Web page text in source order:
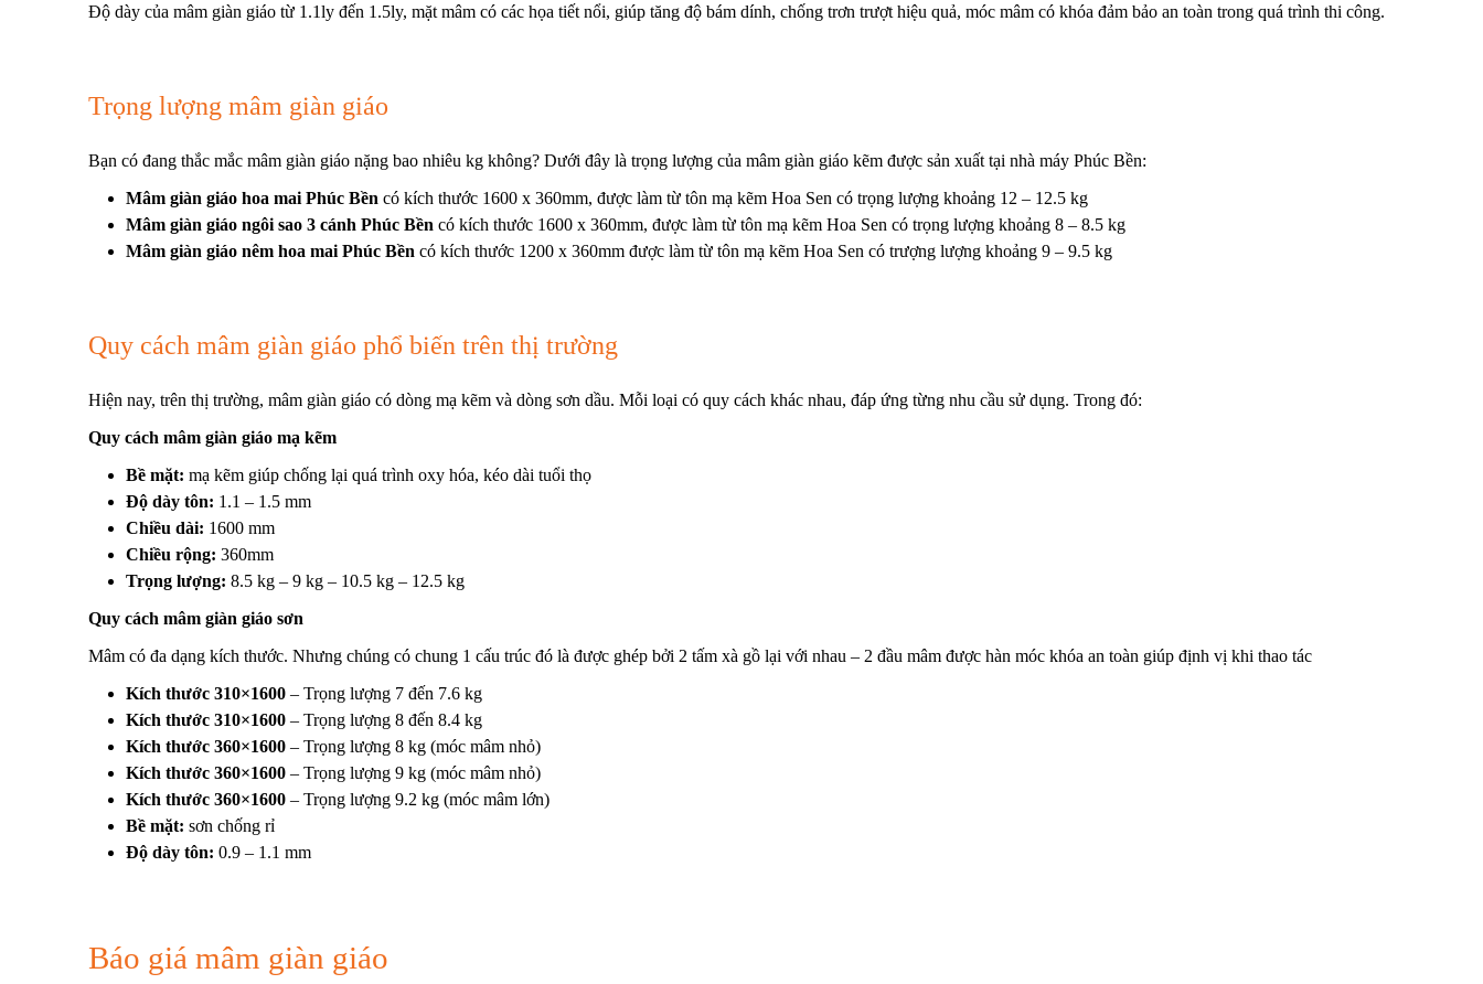
Độ dày của mâm giàn giáo từ 1.1ly đến 1.5ly, mặt mâm có các họa tiết nổi, giúp tăng độ bám dính, chống trơn trượt hiệu quả, móc mâm có khóa đảm bảo an toàn trong quá trình thi công.
Trọng lượng mâm giàn giáo
Bạn có đang thắc mắc mâm giàn giáo nặng bao nhiêu kg không? Dưới đây là trọng lượng của mâm giàn giáo kẽm được sản xuất tại nhà máy Phúc Bền:
Mâm giàn giáo hoa mai Phúc Bền có kích thước 1600 x 360mm, được làm từ tôn mạ kẽm Hoa Sen có trọng lượng khoảng 12 – 12.5 kg
Mâm giàn giáo ngôi sao 3 cánh Phúc Bền có kích thước 1600 x 360mm, được làm từ tôn mạ kẽm Hoa Sen có trọng lượng khoảng 8 – 8.5 kg
Mâm giàn giáo nêm hoa mai Phúc Bền có kích thước 1200 x 360mm được làm từ tôn mạ kẽm Hoa Sen có trượng lượng khoảng 9 – 9.5 kg
Quy cách mâm giàn giáo phổ biến trên thị trường
Hiện nay, trên thị trường, mâm giàn giáo có dòng mạ kẽm và dòng sơn dầu. Mỗi loại có quy cách khác nhau, đáp ứng từng nhu cầu sử dụng. Trong đó:
Quy cách mâm giàn giáo mạ kẽm
Bề mặt: mạ kẽm giúp chống lại quá trình oxy hóa, kéo dài tuổi thọ
Độ dày tôn: 1.1 – 1.5 mm
Chiều dài: 1600 mm
Chiều rộng: 360mm
Trọng lượng: 8.5 kg – 9 kg – 10.5 kg – 12.5 kg
Quy cách mâm giàn giáo sơn
Mâm có đa dạng kích thước. Nhưng chúng có chung 1 cấu trúc đó là được ghép bởi 2 tấm xà gồ lại với nhau – 2 đầu mâm được hàn móc khóa an toàn giúp định vị khi thao tác
Kích thước 310×1600 – Trọng lượng 7 đến 7.6 kg
Kích thước 310×1600 – Trọng lượng 8 đến 8.4 kg
Kích thước 360×1600 – Trọng lượng 8 kg (móc mâm nhỏ)
Kích thước 360×1600 – Trọng lượng 9 kg (móc mâm nhỏ)
Kích thước 360×1600 – Trọng lượng 9.2 kg (móc mâm lớn)
Bề mặt: sơn chống rỉ
Độ dày tôn: 0.9 – 1.1 mm
Báo giá mâm giàn giáo